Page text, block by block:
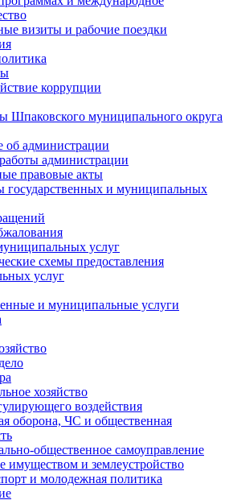
визиты и рабочие поездки
коррупции
Шпаковского муниципального округа
об администрации
администрации
правовые акты
государственных и муниципальных
услуг
схемы предоставления
услуг
и муниципальные услуги
хозяйство
воздействия
оборона, ЧС и общественная
общественное самоуправление
имуществом и землеустройство
и молодежная политика